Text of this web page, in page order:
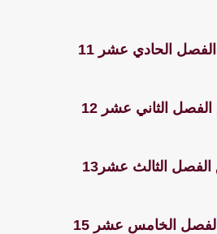
الحادي عشر 11
الثاني عشر 12
الثالث عشر13
الخامس عشر 15